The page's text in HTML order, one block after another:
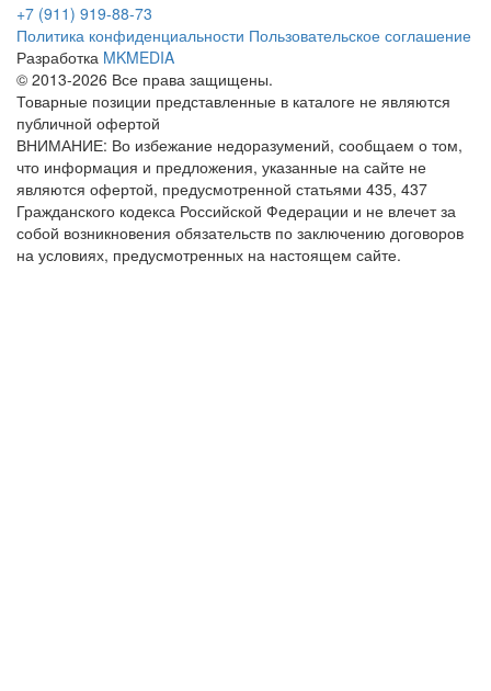
+7 (911) 919-88-73
Политика конфиденциальности Пользовательское соглашение
Разработка MKMEDIA
© 2013-2026 Все права защищены.
Товарные позиции представленные в каталоге не являются
публичной офертой
ВНИМАНИЕ: Во избежание недоразумений, сообщаем о том,
что информация и предложения, указанные на сайте не
являются офертой, предусмотренной статьями 435, 437
Гражданского кодекса Российской Федерации и не влечет за
собой возникновения обязательств по заключению договоров
на условиях, предусмотренных на настоящем сайте.